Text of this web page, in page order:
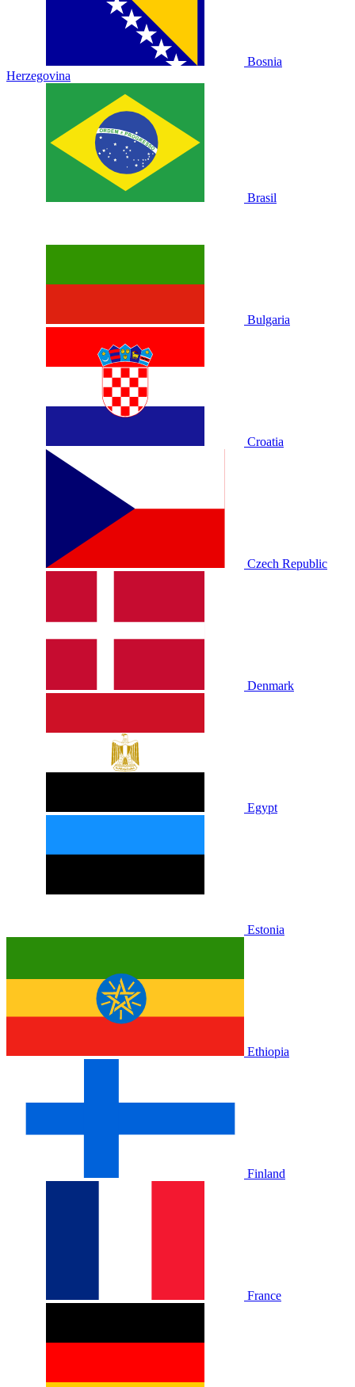
Bosnia
Herzegovina
Brasil
Bulgaria
Croatia
Czech Republic
Denmark
Egypt
Estonia
Ethiopia
Finland
France